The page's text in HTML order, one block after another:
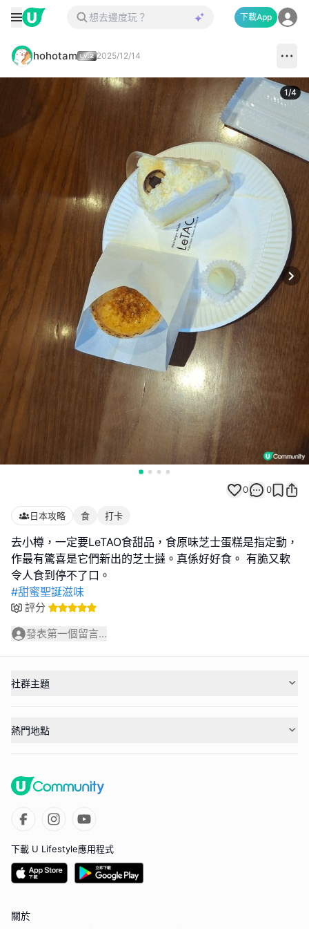
下載App
hohotam 2025/12/14
1/4
0 0
日本攻略 食 打卡
去小樽，一定要LeTAO食甜品，食原味芝士蛋糕是指定動，
作最有驚喜是它們新出的芝士撻。真係好好食。 有脆又軟
#甜蜜聖誕滋味
評分
發表第一個留言...
社群主題
熱門地點
下載 U Lifestyle應用程式
關於